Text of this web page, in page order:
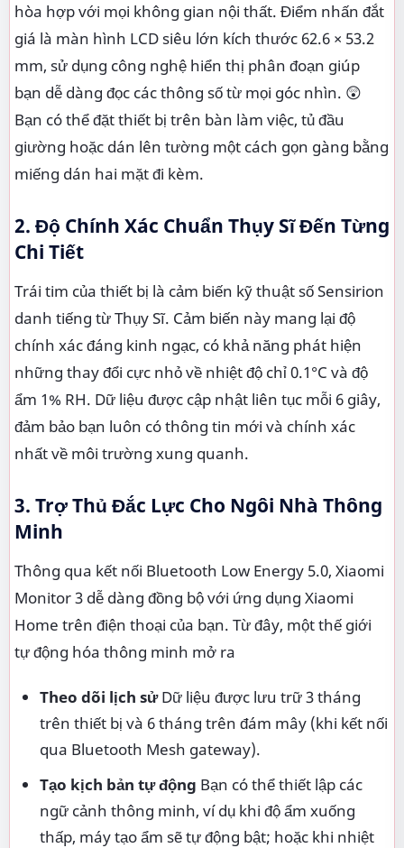
hòa hợp với mọi không gian nội thất. Điểm nhấn đắt
giá là màn hình LCD siêu lớn kích thước 62.6 × 53.2
mm, sử dụng công nghệ hiển thị phân đoạn giúp
bạn dễ dàng đọc các thông số từ mọi góc nhìn. 😲
Bạn có thể đặt thiết bị trên bàn làm việc, tủ đầu
giường hoặc dán lên tường một cách gọn gàng bằng
miếng dán hai mặt đi kèm.
2. Độ Chính Xác Chuẩn Thụy Sĩ Đến Từng
Chi Tiết
Trái tim của thiết bị là cảm biến kỹ thuật số Sensirion
danh tiếng từ Thụy Sĩ. Cảm biến này mang lại độ
chính xác đáng kinh ngạc, có khả năng phát hiện
những thay đổi cực nhỏ về nhiệt độ chỉ 0.1°C và độ
ẩm 1% RH. Dữ liệu được cập nhật liên tục mỗi 6 giây,
đảm bảo bạn luôn có thông tin mới và chính xác
nhất về môi trường xung quanh.
3. Trợ Thủ Đắc Lực Cho Ngôi Nhà Thông
Minh
Thông qua kết nối Bluetooth Low Energy 5.0, Xiaomi
Monitor 3 dễ dàng đồng bộ với ứng dụng Xiaomi
Home trên điện thoại của bạn. Từ đây, một thế giới
tự động hóa thông minh mở ra
Theo dõi lịch sửDữ liệu được lưu trữ 3 tháng
trên thiết bị và 6 tháng trên đám mây (khi kết nối
qua Bluetooth Mesh gateway).
Tạo kịch bản tự động Bạn có thể thiết lập các
ngữ cảnh thông minh, ví dụ khi độ ẩm xuống
thấp, máy tạo ẩm sẽ tự động bật; hoặc khi nhiệt